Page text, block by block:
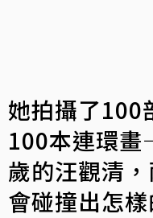
她拍攝了100
100本連環
歲的汪觀清
會碰撞出怎